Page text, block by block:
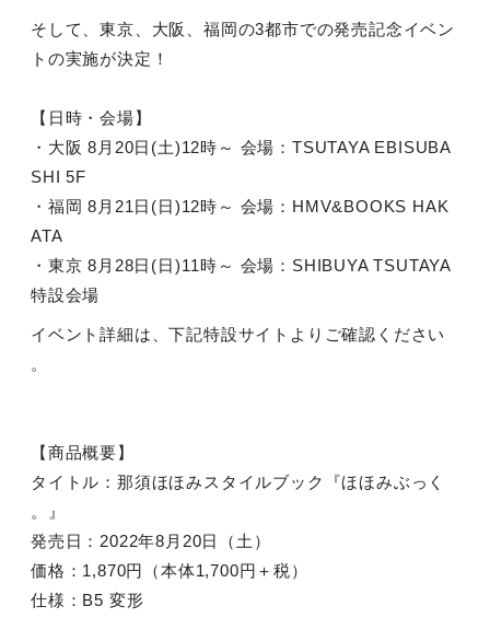
そして、東京、大阪、福岡の3都市での発売記念イベン
トの実施が決定！
【日時・会場】
・大阪 8 月 20日 (土)12時～ 会場：TSUTAYA EBISUBA
SHI 5F
・福岡 8 月 21日 (日)12時～ 会場： HMV&BOOKS HAK
ATA
・東京 8 月 28日 (日)11時～ 会場： SHIBUYA TSUTAYA
特設会場
イベント詳細は、下記特設サイトよりご確認ください
。
【商品概要】
タイトル：那須ほほみスタイルブック『ほほみぶっく
。』
発売日： 2022年8 月 20日（土）
価格： 1,870円（本体1,700円＋税）
仕様： B5 変形